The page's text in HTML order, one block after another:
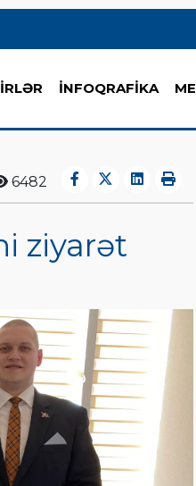
İNFOQRAFİKA
6482
ziyarət